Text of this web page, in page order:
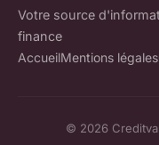
Votre source
finance
AccueilMentions légales
© 2026